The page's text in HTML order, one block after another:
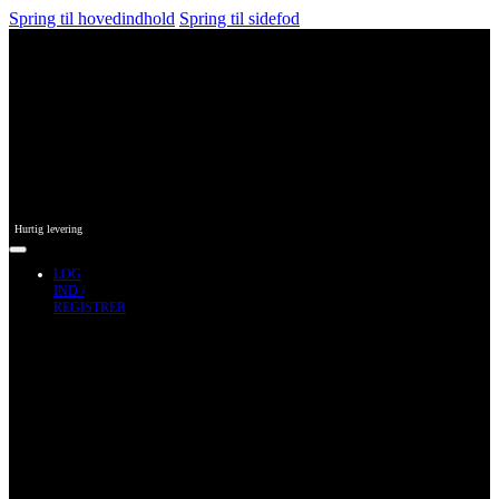
Spring til hovedindhold Spring til sidefod
Hurtig levering
LOG
IND /
REGISTRER